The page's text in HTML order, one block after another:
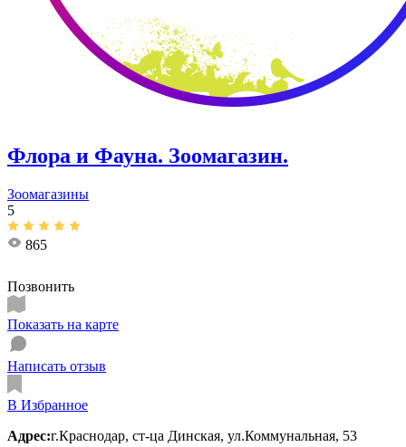
Флора и Фауна. Зоомагазин.
Зоомагазины
5
865
Позвонить
Показать на карте
Написать отзыв
В Избранное
Адрес:г.Краснодар, ст-ца Динская, ул.Коммунальная, 53